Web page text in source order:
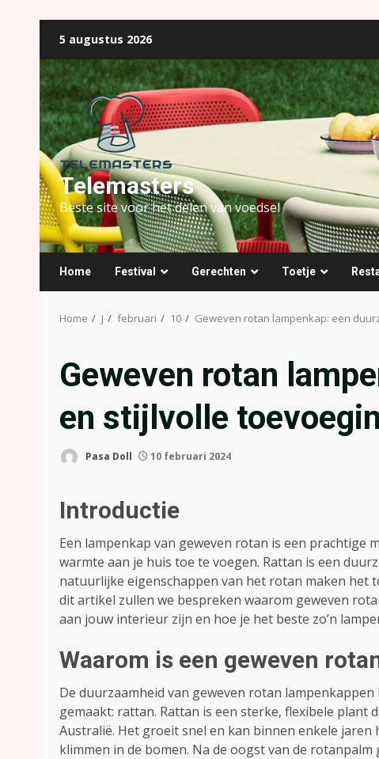
naar
de
inhoud
5 augustus 2026
Telemasters
Beste site voor het delen van voedsel
Home Festival Gerechten Toetje
Home J februari 10 Geweven rotan lampenkap: een
Geweven rotan
en stijlvolle
Pasa Doll 10 februari 2024
Introductie
Een lampenkap van geweven rotan is een prachtige
warmte aan je huis toe te voegen. Rattan is een
natuurlijke eigenschappen van het rotan maken het
dit artikel zullen we bespreken waarom geweven
aan jouw interieur zijn en hoe je het beste zo’n
Waarom is een geweven
De duurzaamheid van geweven rotan
gemaakt: rattan. Rattan is een sterke, flexibele plant
Australië. Het groeit snel en kan binnen enkele
klimmen in de bomen. Na de oogst van de